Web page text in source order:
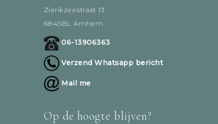
Zierikzeestraat 13
6845BL Arnhem
06-13906363
Verzend Whatsapp bericht
Mail me
Op de hoogte blijven?